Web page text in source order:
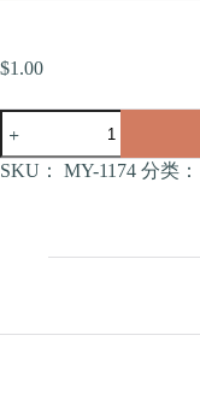
$1.00
反
光
SKU： MY-1174 分类：